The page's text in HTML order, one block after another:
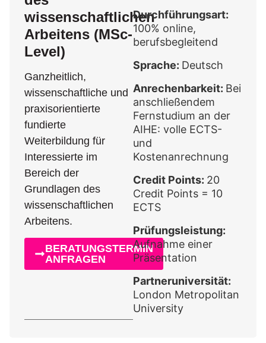
wissenschaftlichen
Arbeitens (MSc-
Level)
Ganzheitlich,
wissenschaftliche und
praxisorientierte
fundierte
Weiterbildung für
Interessierte im
Bereich der
Grundlagen des
wissenschaftlichen
Arbeitens.
BERATUNGSTERMIN
ANFRAGEN
Durchführungsart:
100% online,
berufsbegleitend
Sprache: Deutsch
Anrechenbarkeit: Bei
anschließendem
Fernstudium an der
AIHE: volle ECTS-
und
Kostenanrechnung
Credit Points: 20
Credit Points = 10
ECTS
Prüfungsleistung:
Aufnahme einer
Präsentation
Partneruniversität:
London Metropolitan
University